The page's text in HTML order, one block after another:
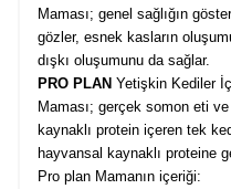
Maması; genel sağlığın
gözler, esnek kasların
dışkı oluşumunu da sağlar.
PRO PLAN Yetişkin Kediler
Maması; gerçek somon eti
kaynaklı protein içeren tek
hayvansal kaynaklı proteine
Pro plan Mamanın içeriği: